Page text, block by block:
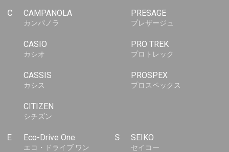
C CAMPANOLA
カンパノラ
CASIO
カシオ
CASSIS
カシス
CITIZEN
シチズン
E Eco-Drive One
エコ・ドライブ ワン
PRESAGE
プレザージュ
PRO TREK
プロトレック
PROSPEX
プロスペックス
S SEIKO
セイコー